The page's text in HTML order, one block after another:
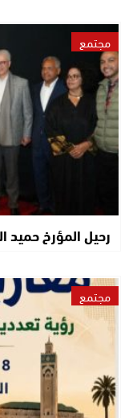
مجتمع
رحيل المؤرخ حميد
مجتمع